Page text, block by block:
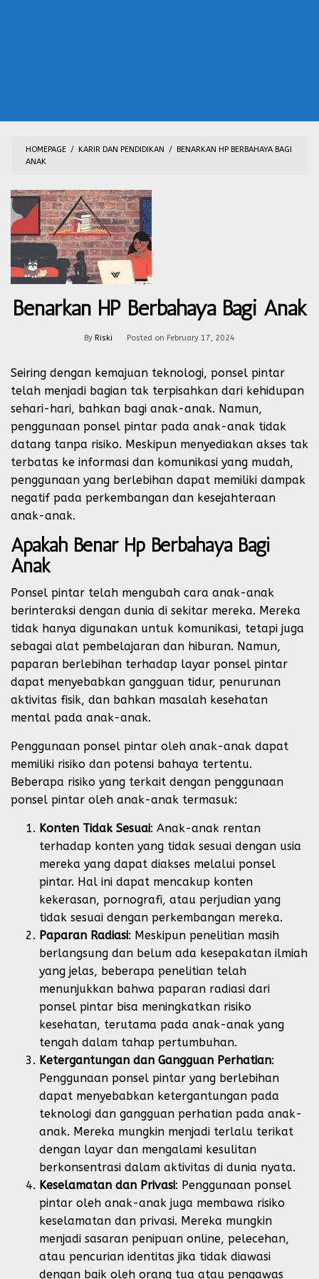
HOMEPAGE / KARIR DAN PENDIDIKAN / BENARKAN HP BERBAHAYA BAGI
ANAK
Benarkan HP Berbahaya Bagi Anak
By Riski Posted on February 17, 2024
Seiring dengan kemajuan teknologi, ponsel pintar
telah menjadi bagian tak terpisahkan dari kehidupan
sehari-hari, bahkan bagi anak-anak. Namun,
penggunaan ponsel pintar pada anak-anak tidak
datang tanpa risiko. Meskipun menyediakan akses tak
terbatas ke informasi dan komunikasi yang mudah,
penggunaan yang berlebihan dapat memiliki dampak
negatif pada perkembangan dan kesejahteraan
anak-anak.
Apakah Benar Hp Berbahaya Bagi
Anak
Ponsel pintar telah mengubah cara anak-anak
berinteraksi dengan dunia di sekitar mereka. Mereka
tidak hanya digunakan untuk komunikasi, tetapi juga
sebagai alat pembelajaran dan hiburan. Namun,
paparan berlebihan terhadap layar ponsel pintar
dapat menyebabkan gangguan tidur, penurunan
aktivitas fisik, dan bahkan masalah kesehatan
mental pada anak-anak.
Penggunaan ponsel pintar oleh anak-anak dapat
memiliki risiko dan potensi bahaya tertentu.
Beberapa risiko yang terkait dengan penggunaan
ponsel pintar oleh anak-anak termasuk:
Konten Tidak Sesuai: Anak-anak rentan
terhadap konten yang tidak sesuai dengan usia
mereka yang dapat diakses melalui ponsel
pintar. Hal ini dapat mencakup konten
kekerasan, pornografi, atau perjudian yang
tidak sesuai dengan perkembangan mereka.
Paparan Radiasi: Meskipun penelitian masih
berlangsung dan belum ada kesepakatan ilmiah
yang jelas, beberapa penelitian telah
menunjukkan bahwa paparan radiasi dari
ponsel pintar bisa meningkatkan risiko
kesehatan, terutama pada anak-anak yang
tengah dalam tahap pertumbuhan.
Ketergantungan dan Gangguan Perhatian:
Penggunaan ponsel pintar yang berlebihan
dapat menyebabkan ketergantungan pada
teknologi dan gangguan perhatian pada anak-
anak. Mereka mungkin menjadi terlalu terikat
dengan layar dan mengalami kesulitan
berkonsentrasi dalam aktivitas di dunia nyata.
Keselamatan dan Privasi: Penggunaan ponsel
pintar oleh anak-anak juga membawa risiko
keselamatan dan privasi. Mereka mungkin
menjadi sasaran penipuan online, pelecehan,
atau pencurian identitas jika tidak diawasi
dengan baik oleh orang tua atau pengawas